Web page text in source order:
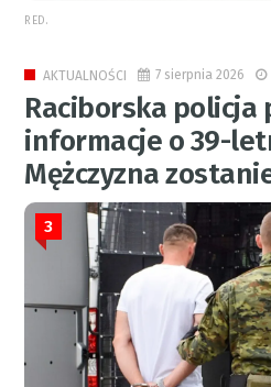
RED.
AKTUALNOŚCI 7 sierpnia 2026
Raciborska policja
informacje o 39-
Mężczyzna
3